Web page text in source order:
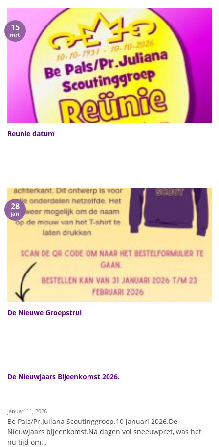
Reunie datum
15
mrt
De Nieuwe Groepstrui
28
jan
De Nieuwjaars Bijeenkomst 2026.
januari 11, 2026
Be Pals/Pr.Juliana Scoutinggroep.10 januari 2026.De
Nieuwjaars bijeenkomst.Na dagen vol sneeuwpret, was het
nu tijd om...